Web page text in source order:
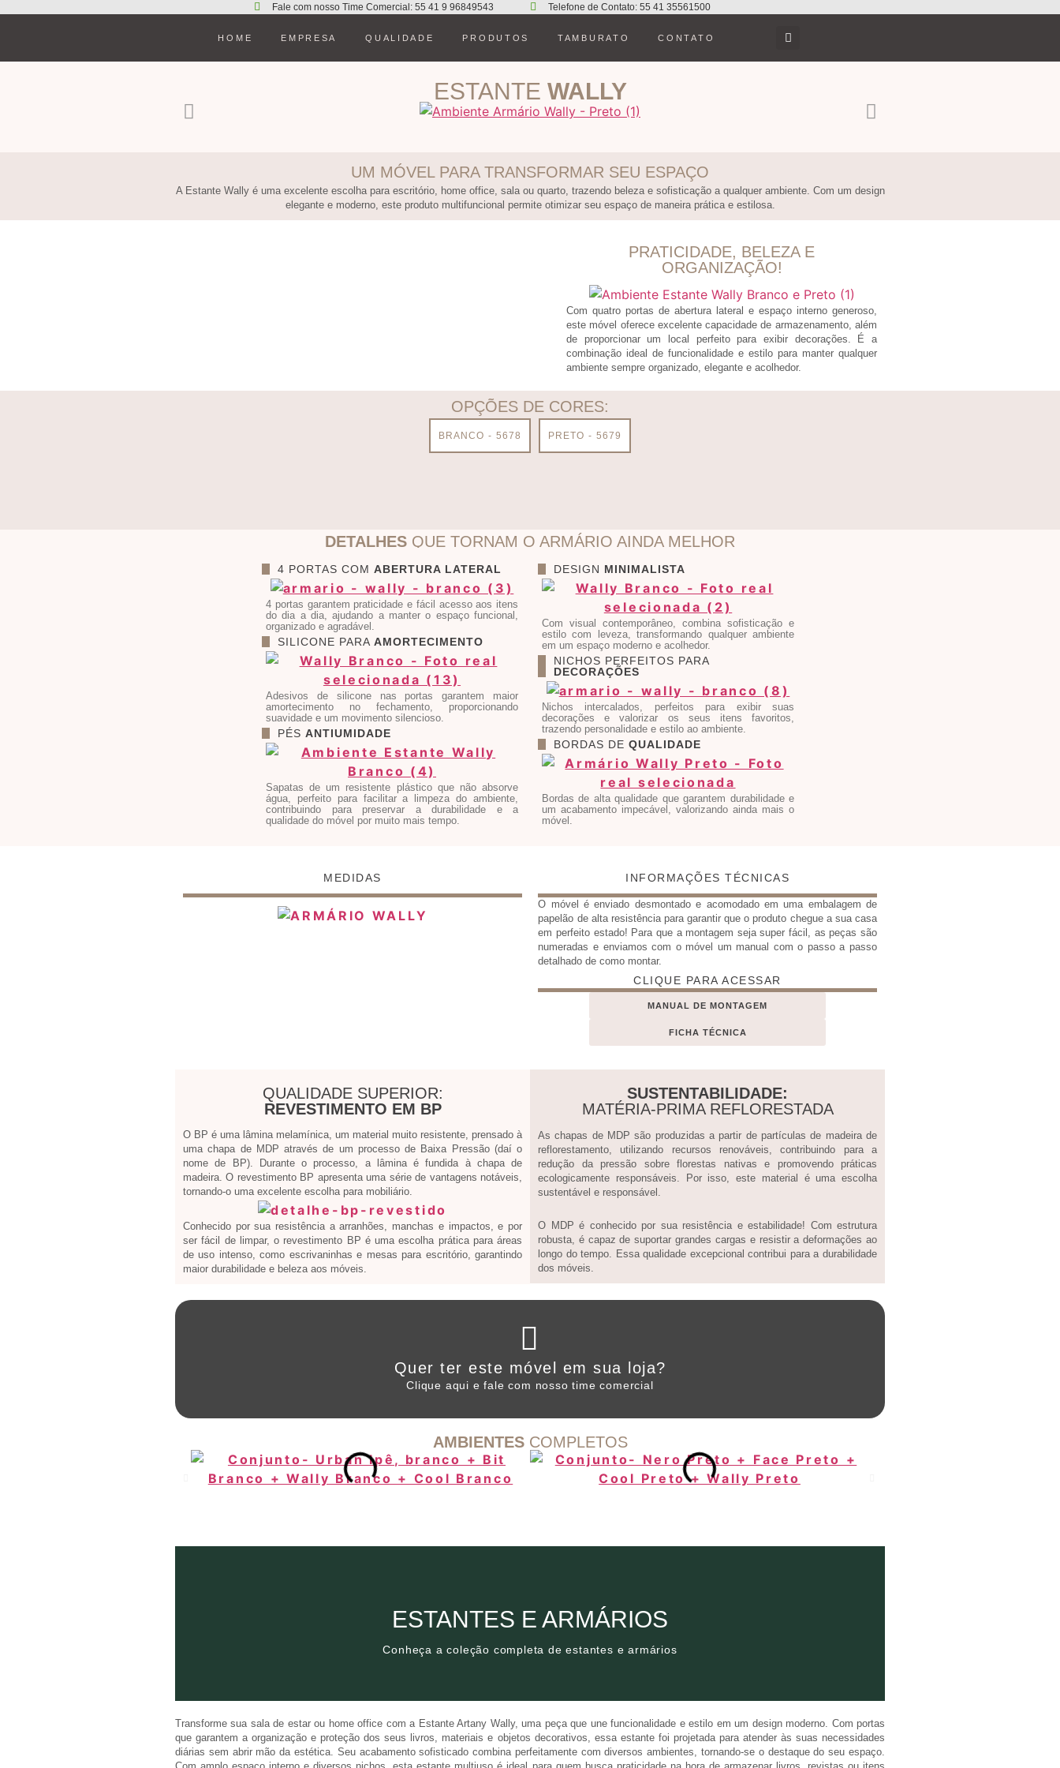
Fale com nosso Time Comercial: 55 41 9 96849543 Telefone de Contato: 55 41 35561500
HOME EMPRESA QUALIDADE PRODUTOS TAMBURATO CONTATO
ESTANTE WALLY
UM MÓVEL PARA TRANSFORMAR SEU ESPAÇO
A Estante Wally é uma excelente escolha para escritório, home office, sala ou quarto, trazendo beleza e sofisticação a qualquer ambiente. Com um design
elegante e moderno, este produto multifuncional permite otimizar seu espaço de maneira prática e estilosa.
PRATICIDADE, BELEZA E
ORGANIZAÇÃO!
Com quatro portas de abertura lateral e espaço interno generoso,
este móvel oferece excelente capacidade de armazenamento, além
de proporcionar um local perfeito para exibir decorações. É a
combinação ideal de funcionalidade e estilo para manter qualquer
ambiente sempre organizado, elegante e acolhedor.
OPÇÕES DE CORES:
BRANCO - 5678 PRETO - 5679
DETALHES QUE TORNAM O ARMÁRIO AINDA MELHOR
4 PORTAS COM ABERTURA LATERAL
4 portas garantem praticidade e fácil acesso aos itens
do dia a dia, ajudando a manter o espaço funcional,
organizado e agradável.
SILICONE PARA AMORTECIMENTO
Adesivos de silicone nas portas garantem maior
amortecimento no fechamento, proporcionando
suavidade e um movimento silencioso.
PÉS ANTIUMIDADE
Sapatas de um resistente plástico que não absorve
água, perfeito para facilitar a limpeza do ambiente,
contribuindo para preservar a durabilidade e a
qualidade do móvel por muito mais tempo.
DESIGN MINIMALISTA
Com visual contemporâneo, combina sofisticação e
estilo com leveza, transformando qualquer ambiente
em um espaço moderno e acolhedor.
NICHOS PERFEITOS PARA
DECORAÇÕES
Nichos intercalados, perfeitos para exibir suas
decorações e valorizar os seus itens favoritos,
trazendo personalidade e estilo ao ambiente.
BORDAS DE QUALIDADE
Bordas de alta qualidade que garantem durabilidade e
um acabamento impecável, valorizando ainda mais o
móvel.
MEDIDAS INFORMAÇÕES TÉCNICAS
O móvel é enviado desmontado e acomodado em uma embalagem de
papelão de alta resistência para garantir que o produto chegue a sua casa
em perfeito estado! Para que a montagem seja super fácil, as peças são
numeradas e enviamos com o móvel um manual com o passo a passo
detalhado de como montar.
CLIQUE PARA ACESSAR
MANUAL DE MONTAGEM
FICHA TÉCNICA
QUALIDADE SUPERIOR:
REVESTIMENTO EM BP
O BP é uma lâmina melamínica, um material muito resistente, prensado à
uma chapa de MDP através de um processo de Baixa Pressão (daí o
nome de BP). Durante o processo, a lâmina é fundida à chapa de
madeira. O revestimento BP apresenta uma série de vantagens notáveis,
tornando-o uma excelente escolha para mobiliário.
Conhecido por sua resistência a arranhões, manchas e impactos, e por
ser fácil de limpar, o revestimento BP é uma escolha prática para áreas
de uso intenso, como escrivaninhas e mesas para escritório, garantindo
maior durabilidade e beleza aos móveis.
SUSTENTABILIDADE:
MATÉRIA-PRIMA REFLORESTADA
As chapas de MDP são produzidas a partir de partículas de madeira de
reflorestamento, utilizando recursos renováveis, contribuindo para a
redução da pressão sobre florestas nativas e promovendo práticas
ecologicamente responsáveis. Por isso, este material é uma escolha
sustentável e responsável.
O MDP é conhecido por sua resistência e estabilidade! Com estrutura
robusta, é capaz de suportar grandes cargas e resistir a deformações ao
longo do tempo. Essa qualidade excepcional contribui para a durabilidade
dos móveis.
Quer ter este móvel em sua loja?
Clique aqui e fale com nosso time comercial
WHATSAPP ARTANY
Clique aqui
AMBIENTESCOMPLETOS
ESTANTES E ARMÁRIOS
Conheça a coleção completa de estantes e armários
ESTANTES E ARMÁRIOS
Conheça a coleção completa de estantes e armários
Transforme sua sala de estar ou home office com a Estante Artany Wally, uma peça que une funcionalidade e estilo em um design moderno. Com portas
que garantem a organização e proteção dos seus livros, materiais e objetos decorativos, essa estante foi projetada para atender às suas necessidades
diárias sem abrir mão da estética. Seu acabamento sofisticado combina perfeitamente com diversos ambientes, tornando-se o destaque do seu espaço.